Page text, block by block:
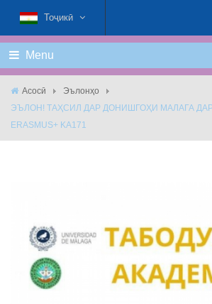
Тоҷикӣ
Menu
Асосӣ
Эълонҳо
ЭЪЛОН! ТАҲСИЛ ДАР ДОНИШГОҲИ МАЛАГА
ERASMUS+ KA171